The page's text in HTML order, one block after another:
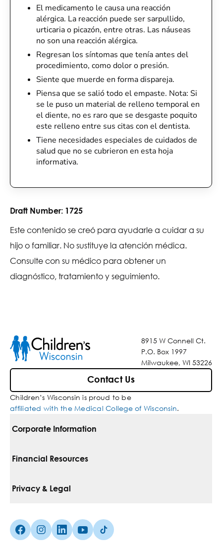
El medicamento le causa una reacción
alérgica. La reacción puede ser sarpullido,
urticaria o picazón, entre otras. Las náuseas
no son una reacción alérgica.
Regresan los síntomas que tenía antes del
procedimiento, como dolor o presión.
Siente que muerde en forma dispareja.
Piensa que se salió todo el empaste. Nota: Si
se le puso un material de relleno temporal en
el diente, no es raro que se desgaste poquito
este relleno entre sus citas con el dentista.
Tiene necesidades especiales de cuidados de
salud que no se cubrieron en esta hoja
informativa.
Draft Number: 1725
Este contenido se creó para ayudarle a cuidar a su
hijo o familiar. No sustituye la atención médica.
Consulte con su médico para obtener un
diagnóstico, tratamiento y seguimiento.
8915 W Connell Ct.
P.O. Box 1997
Milwaukee, WI 53226
Contact Us
Children’s Wisconsin is proud to be
affiliated with the Medical College of Wisconsin.
Corporate Information
For Vendors
Media Inquiries
Financial Resources
Pay Your Bill
Insurances We Accept
Privacy & Legal
Non-Discrimination Policy
Facebook (Opens in a new tab)
Instagram (Opens in a new tab)
linkedin (Opens in a new tab)
Youtube (Opens in a new tab)
Tiktok (Opens in a new tab)